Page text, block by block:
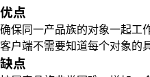
优点
确保同一产品族的对象一起工作
客户端不需要知道每个对象的
缺点